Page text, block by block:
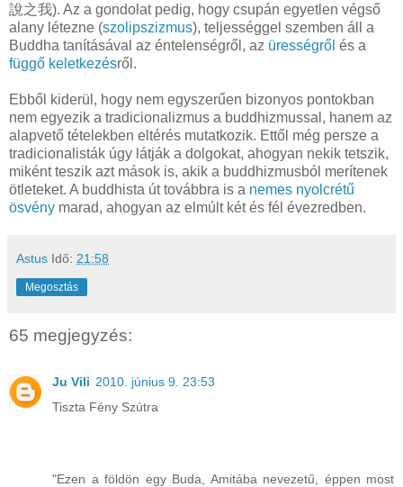
說之我). Az a gondolat pedig, hogy csupán egyetlen végső
alany létezne (szolipszizmus), teljességgel szemben áll a
Buddha tanításával az éntelenségről, az ürességről és a
függő keletkezésről.
Ebből kiderül, hogy nem egyszerűen bizonyos pontokban
nem egyezik a tradicionalizmus a buddhizmussal, hanem az
alapvető tételekben eltérés mutatkozik. Ettől még persze a
tradicionalisták úgy látják a dolgokat, ahogyan nekik tetszik,
miként teszik azt mások is, akik a buddhizmusból merítenek
ötleteket. A buddhista út továbbra is a nemes nyolcrétű
ösvény marad, ahogyan az elmúlt két és fél évezredben.
Astus Idő: 21:58
Megosztás
65 megjegyzés:
Ju Vili 2010. június 9. 23:53
Tiszta Fény Szútra
"Ezen a földön egy Buda, Amitába nevezetű, éppen most